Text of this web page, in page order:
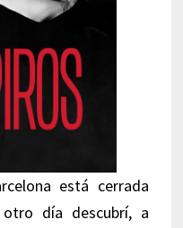
está cerrada
día descubrí, a